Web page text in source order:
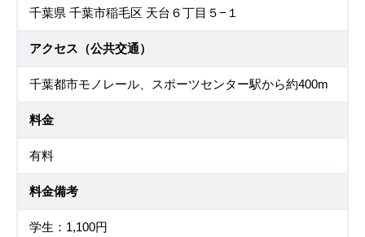
千葉県 千葉市稲毛区 天台６丁目５−１
アクセス（公共交通）
千葉都市モノレール、スポーツセンター駅から約400m
料金
有料
料金備考
学生：1,100円